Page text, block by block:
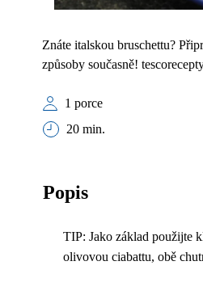
Znáte italskou bruschettu?
způsoby současně!
1 porce
20 min.
Popis
TIP: Jako základ použijte
olivovou ciabattu, obě